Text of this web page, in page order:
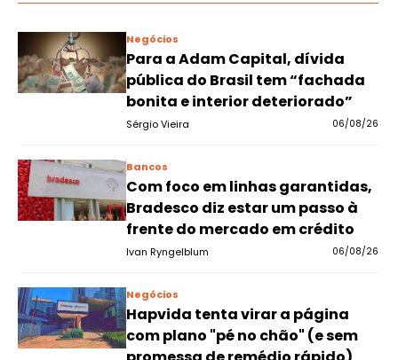
Negócios
Para a Adam Capital, dívida
pública do Brasil tem “fachada
bonita e interior deteriorado”
Sérgio Vieira 06/08/26
Bancos
Com foco em linhas garantidas,
Bradesco diz estar um passo à
frente do mercado em crédito
Ivan Ryngelblum 06/08/26
Negócios
Hapvida tenta virar a página
com plano "pé no chão" (e sem